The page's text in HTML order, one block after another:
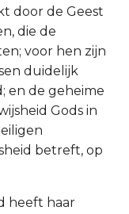
door de Geest
die de
voor hen zijn
duidelijk
en de geheime
Gods in
betreft, op
heeft haar